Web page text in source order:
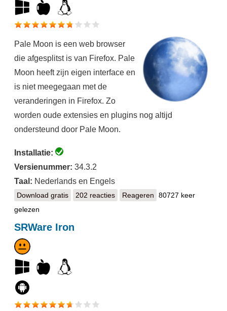
Pale Moon is een web browser
die afgesplitst is van Firefox. Pale
Moon heeft zijn eigen interface en
is niet meegegaan met de
veranderingen in Firefox. Zo
worden oude extensies en plugins nog altijd
ondersteund door Pale Moon.
Installatie:
Versienummer: 34.3.2
Taal: Nederlands en Engels
Download gratisPale Moon
202 reacties Reageren
80727 keer
gelezen
SRWare Iron